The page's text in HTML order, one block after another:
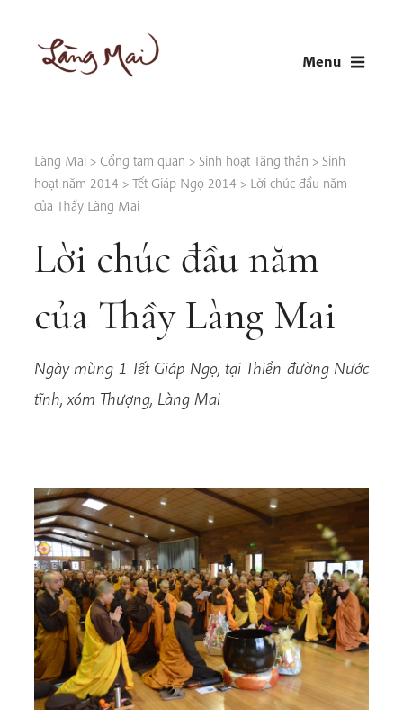
content
Menu
Làng Mai > Cổng tam quan > Sinh hoạt Tăng thân > Sinh
hoạt năm 2014 > Tết Giáp Ngọ 2014 > Lời chúc đầu năm
của Thầy Làng Mai
Lời chúc đầu năm
của Thầy Làng Mai
Ngày mùng 1 Tết Giáp Ngọ, tại Thiền đường Nước
tĩnh, xóm Thượng, Làng Mai